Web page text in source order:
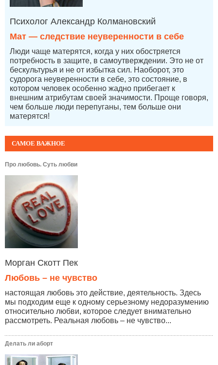
САМОЕ ВАЖНОЕ
Про любовь. Суть любви
Морган Скотт Пек
Любовь – не чувство
настоящая любовь это действие, деятельность. Здесь
мы подходим еще к одному серьезному недоразумению
относительно любви, которое следует внимательно
рассмотреть. Реальная любовь – не чувство...
Делать ли аборт
Психолог Александр Колмановский
Мат — следствие неуверенности в себе
Люди чаще матерятся, когда у них обостряется
потребность в защите, в самоутверждении. Это не от
бескультурья и не от избытка сил. Наоборот, это
судорога неуверенности в себе, это состояние, в
котором человек особенно жадно прибегает к
внешним атрибутам своей значимости. Проще говоря,
чем больше люди перепуганы, тем больше они
матерятся!